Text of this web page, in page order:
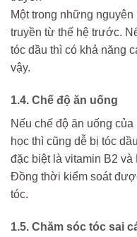
Một trong những
truyền từ thế hệ trước.
tóc dầu thì có khả năng
vậy.
1.4. Chế độ ăn uống
Nếu chế độ ăn uống
học thì cũng dễ bị tóc
đặc biệt là vitamin B2
Đồng thời kiểm soát
tóc.
1.5. Chăm sóc tóc sai